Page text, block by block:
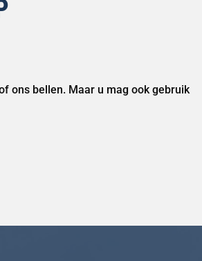
ons bellen. Maar u mag ook gebruik